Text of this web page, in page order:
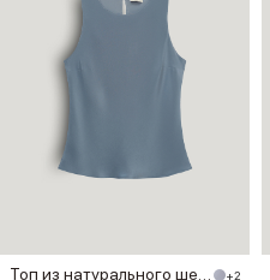
Топ из натурального шелка +2